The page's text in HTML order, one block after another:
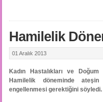
Hamilelik
01 Aralık 2013
Kadın Hastalıkları ve
Hamilelik döneminde
engellenmesi gerektiğini söyledi.